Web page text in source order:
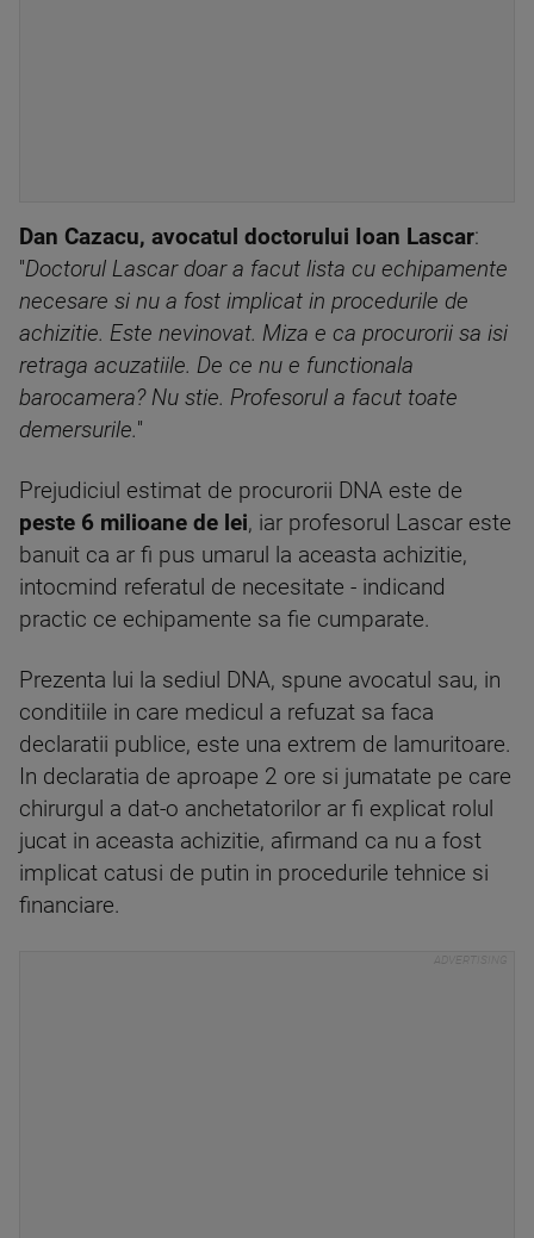
Dan Cazacu, avocatul doctorului Ioan Lascar:
''Doctorul Lascar doar a facut lista cu echipamente
necesare si nu a fost implicat in procedurile de
achizitie. Este nevinovat. Miza e ca procurorii sa isi
retraga acuzatiile. De ce nu e functionala
barocamera? Nu stie. Profesorul a facut toate
demersurile.''
Prejudiciul estimat de procurorii DNA este de
peste 6 milioane de lei, iar profesorul Lascar este
banuit ca ar fi pus umarul la aceasta achizitie,
intocmind referatul de necesitate - indicand
practic ce echipamente sa fie cumparate.
Prezenta lui la sediul DNA, spune avocatul sau, in
conditiile in care medicul a refuzat sa faca
declaratii publice, este una extrem de lamuritoare.
In declaratia de aproape 2 ore si jumatate pe care
chirurgul a dat-o anchetatorilor ar fi explicat rolul
jucat in aceasta achizitie, afirmand ca nu a fost
implicat catusi de putin in procedurile tehnice si
financiare.